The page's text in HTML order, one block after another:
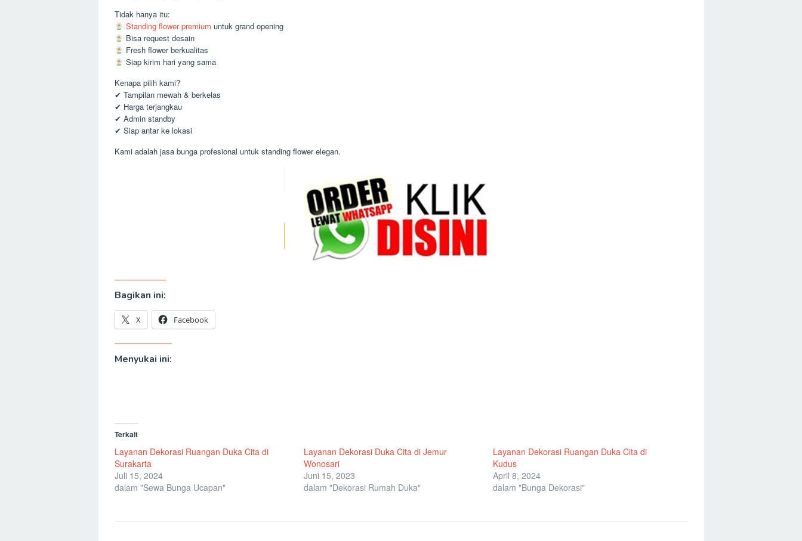
Tidak hanya itu:
Standing flower premium untuk grand opening
Bisa request desain
Fresh flower berkualitas
Siap kirim hari yang sama
Kenapa pilih kami?
✔ Tampilan mewah & berkelas
✔ Harga terjangkau
✔ Admin standby
✔ Siap antar ke lokasi
Kami adalah jasa bunga profesional untuk standing flower elegan.
Bagikan ini:
X Facebook
Menyukai ini:
Terkait
Layanan Dekorasi Ruangan Duka Cita di
Surakarta
Juli 15, 2024
dalam "Sewa Bunga Ucapan"
Layanan Dekorasi Duka Cita di Jemur
Wonosari
Juni 15, 2023
dalam "Dekorasi Rumah Duka"
Layanan Dekorasi Ruangan Duka Cita di
Kudus
April 8, 2024
dalam "Bunga Dekorasi"